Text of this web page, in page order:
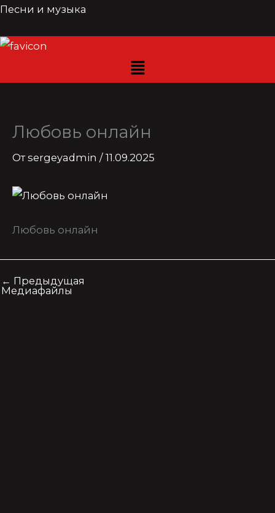
Перейти
содержимому
Песни и музыка
Любовь онлайн
Отsergeyadmin / 11.09.2025
Любовь онлайн
← Предыдущая
Медиафайлы